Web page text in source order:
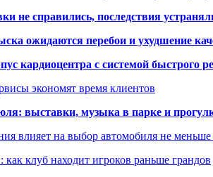
не справились, последствия
ожидаются перебои и ухудшение
кардиоцентра с системой быстрого
экономят время клиентов
выставки, музыка в парке и
влияет на выбор автомобиля не
клуб находит игроков раньше грандов